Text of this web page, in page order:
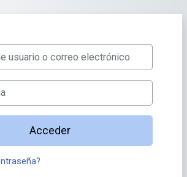
o correo electrónico
Acceder